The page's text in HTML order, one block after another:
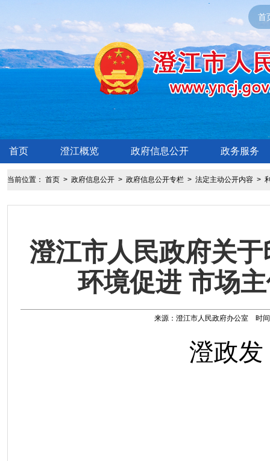
首
首页 澄江概览 政府信息公开 政务服务
当前位置： 首页> 政府信息公开> 政府信息公开专栏> 法定主动公开内容>
澄江市人民政府关
环境促进 市场
来源：澄江市人民政府办公室 时
澄政发